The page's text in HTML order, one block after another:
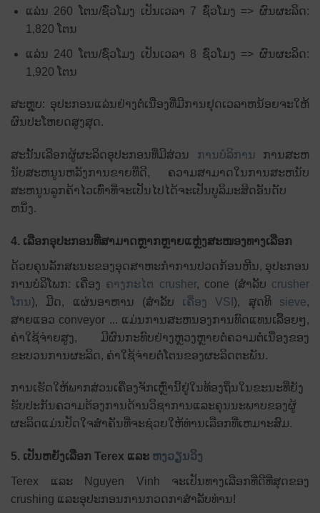
ແລ່ນ 260 ໂຕນ/ຊົ່ວໂມງ ເປັນເວລາ 7 ຊົ່ວໂມງ => ຜົນຜະລິດ:
1,820 ໂຕນ
ແລ່ນ 240 ໂຕນ/ຊົ່ວໂມງ ເປັນເວລາ 8 ຊົ່ວໂມງ => ຜົນຜະລິດ:
1,920 ໂຕນ
ສະຫຼຸບ: ອຸປະກອນແລ່ນຢ່າງຕໍ່ເນື່ອງທີ່ມີການຢຸດເວລາຫນ້ອຍຈະໃຫ້
ຜົນປະໂຫຍດສູງສຸດ.
ສະນັ້ນເລືອກຜູ້ຜະລິດອຸປະກອນທີ່ມີສ່ວນ ການບໍລິການ ການສະຫ
ນັບສະຫນູນຫລັງການຂາຍທີ່ດີ, ຄວາມສາມາດໃນການສະຫນັບ
ສະຫນູນລູກຄ້າໄວເທົ່າທີ່ຈະເປັນໄປໄດ້ຈະເປັນບູລິມະສິດອັນດັບ
ຫນຶ່ງ.
4. ເລືອກອຸປະກອນທີ່ສາມາດຫຼາກຫຼາຍແຫຼ່ງສະໜອງທາງເລືອກ
ດ້ວຍ​ຄຸນ​ລັກ​ສະ​ນະ​ຂອງ​ອຸດ​ສາ​ຫະ​ກໍາ​ການ​ປວດ​ກ້ອນ​ຫີນ​, ອຸ​ປະ​ກອນ​
ການ​ບໍ​ລິ​ໂພກ​: ເຄື່ອງ​ ຄາງກະໄຕ crusher, cone (ສໍາລັບ crusher
ໂກນ), ມີດ, ແຜ່ນອາຫານ (ສໍາລັບ ເຄື່ອງ VSI), ສຸດທິ sieve,
ສາຍແອວ conveyor ... ແມ່ນການສະຫນອງການທົດແທນເລື້ອຍໆ,
ຄ່າໃຊ້ຈ່າຍສູງ, ມີຜົນກະທົບຢ່າງຫຼວງຫຼາຍຕໍ່ຄວາມຕໍ່ເນື່ອງຂອງ
ຂະບວນການຜະລິດ, ຄ່າໃຊ້ຈ່າຍຕໍ່ໂຕນຂອງຜະລິດຕະພັນ.
ການເຮັດໃຫ້ພາກສ່ວນເຄື່ອງຈັກເຫຼົ່ານີ້ຢູ່ໃນທ້ອງຖິ່ນໃນຂະນະທີ່ຍັງ
ຮັບປະກັນຄວາມຕ້ອງການດ້ານວິຊາການແລະຄຸນນະພາບຂອງຜູ້
ຜະລິດແມ່ນປັດໃຈສໍາຄັນທີ່ຈະຊ່ວຍໃຫ້ທ່ານເລືອກທີ່ເຫມາະສົມ.
5. ເປັນຫຍັງເລືອກ Terex ແລະ ຫງວຽນວິງ
Terex ແລະ Nguyen Vinh ຈະເປັນທາງເລືອກທີ່ດີທີ່ສຸດຂອງ
crushing ແລະອຸປະກອນການກວດກາສໍາລັບທ່ານ!